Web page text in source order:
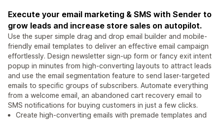
Execute your email marketing & SMS with Sender to
grow leads and increase store sales on autopilot.
Use the super simple drag and drop email builder and mobile-
friendly email templates to deliver an effective email campaign
effortlessly. Design newsletter sign-up form or fancy exit intent
popup in minutes from high-converting layouts to attract leads
and use the email segmentation feature to send laser-targeted
emails to specific groups of subscribers. Automate everything
from a welcome email, an abandoned cart recovery email to
SMS notifications for buying customers in just a few clicks.
Create high-converting emails with premade templates and